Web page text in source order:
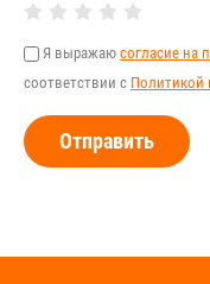
Я выражаю согласие на
соответствии с Политикой
Отправить